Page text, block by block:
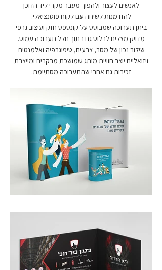
לאנשים לעצור ולהפוך מעבר מקרי ליד הדוכן
להזדמנות לשיחה עם לקוח פוטנציאלי.
ביתן תערוכה שמבוסס על קונספט חזק ועיצוב גרפי
מדויק מצליח לבלוט גם בתוך חלל תערוכה עמוס.
שילוב נכון של מסר, צבעים, טיפוגרפיה ואלמנטים
ויזואליים יוצר חוויית מותג שמושכת מבקרים ומייצרת
זכירות גם אחרי שהתערוכה מסתיימת.